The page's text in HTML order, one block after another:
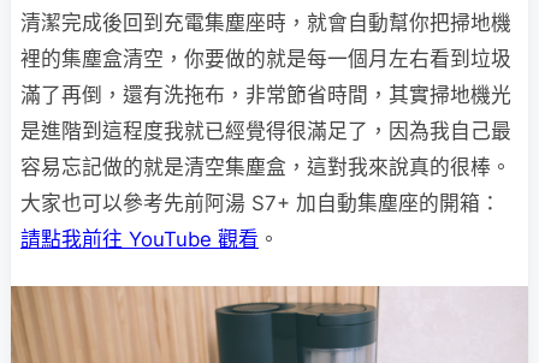
清潔完成後回到充電集塵座時，就會自動幫你把掃地機
裡的集塵盒清空，你要做的就是每一個月左右看到垃圾
滿了再倒，還有洗拖布，非常節省時間，其實掃地機光
是進階到這程度我就已經覺得很滿足了，因為我自己最
容易忘記做的就是清空集塵盒，這對我來說真的很棒。
大家也可以參考先前阿湯 S7+ 加自動集塵座的開箱：
請點我前往 YouTube 觀看 。